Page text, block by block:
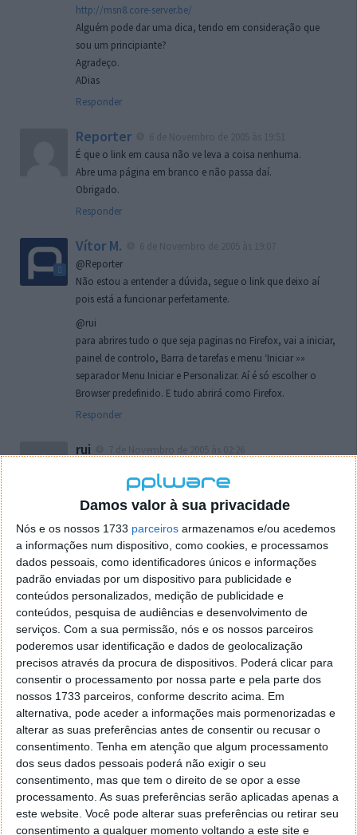
Damos valor à sua privacidade
Nós e os nossos 1733 parceiros armazenamos e/ou acedemos
a informações num dispositivo, como cookies, e processamos
dados pessoais, como identificadores únicos e informações
padrão enviadas por um dispositivo para publicidade e
conteúdos personalizados, medição de publicidade e
conteúdos, pesquisa de audiências e desenvolvimento de
serviços. Com a sua permissão, nós e os nossos parceiros
poderemos usar identificação e dados de geolocalização
precisos através da procura de dispositivos. Poderá clicar para
consentir o processamento por nossa parte e pela parte dos
nossos 1733 parceiros, conforme descrito acima. Em
alternativa, pode aceder a informações mais pormenorizadas e
alterar as suas preferências antes de consentir ou recusar o
consentimento. Tenha em atenção que algum processamento
dos seus dados pessoais poderá não exigir o seu
consentimento, mas que tem o direito de se opor a esse
processamento. As suas preferências serão aplicadas apenas a
este website. Você pode alterar suas preferências ou retirar seu
consentimento a qualquer momento voltando a este site e
http://msn8.core-server.be/
Alguém pode dar uma dica, tendo em consideração que
sou um principiante?
Agradeço.
ADias
Responder
Reporter
É que o link em causa não ve leva a coisa nenhuma.
Abre uma página em branco e não passa daí.
Obrigado.
Responder
Vítor M.
@Reporter
Não estou a entender a dúvida, segue o link que deixo aí
pois está a funcionar perfeitamente.
@rui
para abrires tudo o que seja paginas no Firefox, vai a iniciar,
painel de controlo, Barra de tarefas e menu ‘Iniciar »»
separador Menu Iniciar e Personalizar. Aí é só escolher o
Browser predefinido. E tudo abrirá como Firefox.
Responder
rui
localizaçao referida n se encontra la nada k me permita por
o firefox como browser predefenido
Ja percorri o painel
tentei apagar o explorer na tentativa de forçar o uso do
firefox mas em vao. Kaso te lembres de outra dica fico
agradecido, caso contrario obrigado a mesma
Responder
Vítor M.
7 de Novembro de 2005 às 01:39
@Reporter
Desculpa mas o link funciona. Seja como for segue por mail
o MSn Messenger 8.
Responder
Vítor M.
@Rui
Tens de encontrar o que te falei. Faz da seguinte maneira,
janela iniciar e no topo dessa janela com o botão direito do
rato faz propriedades. Depois no separador Menu ‘Iniciar’
clica no botão ‘Personalizar’ aí encontrarás no separador